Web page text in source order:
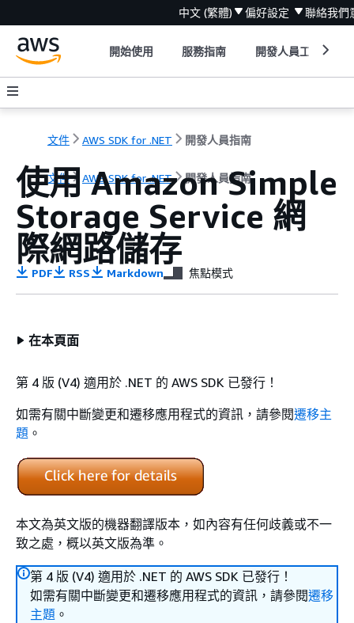
中文 (繁體) 偏好設定 聯絡我們
開始使用 服務指南 開發人員工具
文件 AWS SDK for .NET 開發人員指南
文件 AWS SDK for .NET 開發人員指南
使用 Amazon Simple
Storage Service 網
際網路儲存
PDF RSS Markdown 焦點模式
在本頁面
第 4 版 (V4) 適用於 .NET 的 AWS SDK 已發行！
如需有關中斷變更和遷移應用程式的資訊，請參閱遷移主
題 。
本文為英文版的機器翻譯版本，如內容有任何歧義或不一
致之處，概以英文版為準。
第 4 版 (V4) 適用於 .NET 的 AWS SDK 已發行！
如需有關中斷變更和遷移應用程式的資訊，請參閱遷移
主題 。